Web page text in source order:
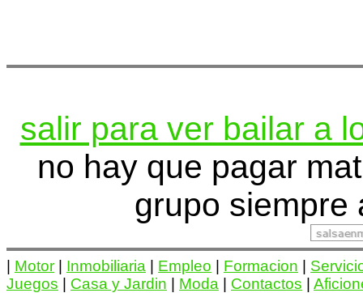
salir para ver bailar a
no hay que pagar
grupo siempre
| Motor | Inmobiliaria | Empleo | Formacion |
Juegos | Casa y Jardin | Moda | Contactos |